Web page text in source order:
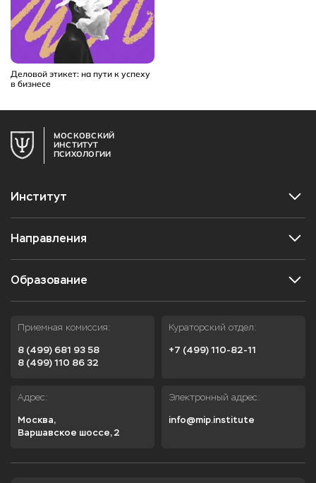
Деловой этикет: на пути к успеху
в бизнесе
МОСКОВСКИЙ
ИНСТИТУТ
ПСИХОЛОГИИ
Институт
Направления
Образование
Приемная комиссия:
8 (499) 681 93 58
8 (499) 110 86 32
Кураторский отдел:
+7 (499) 110-82-11
Адрес:
Москва,
Варшавское шоссе, 2
Электронный адрес:
info@mip.institute